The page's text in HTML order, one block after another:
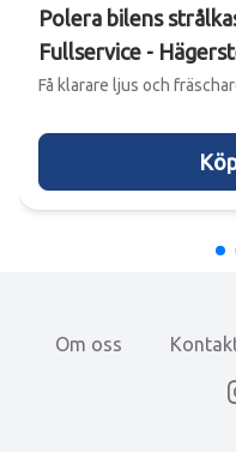
Polera bilens
Fullservice -
Få klarare ljus och
Om oss